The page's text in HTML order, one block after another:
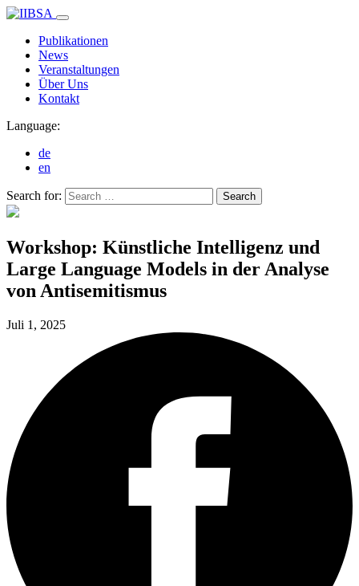
Publikationen
News
Veranstaltungen
Über Uns
Kontakt
Language:
de
en
Search for: Search
Workshop: Künstliche Intelligenz und
Large Language Models in der Analyse
von Antisemitismus
Juli 1, 2025